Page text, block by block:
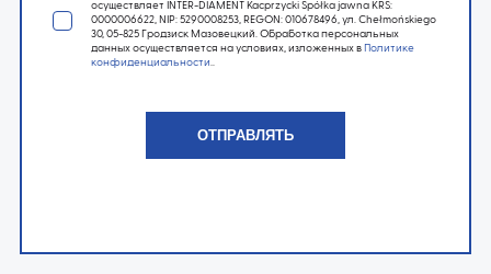
осуществляет INTER-DIAMENT Kacprzycki Spółka jawna KRS:
0000006622, NIP: 5290008253, REGON: 010678496, ул. Chełmońskiego
30, 05-825 Гродзиск Мазовецкий. Обработка персональных
данных осуществляется на условиях, изложенных в Политике
конфиденциальности